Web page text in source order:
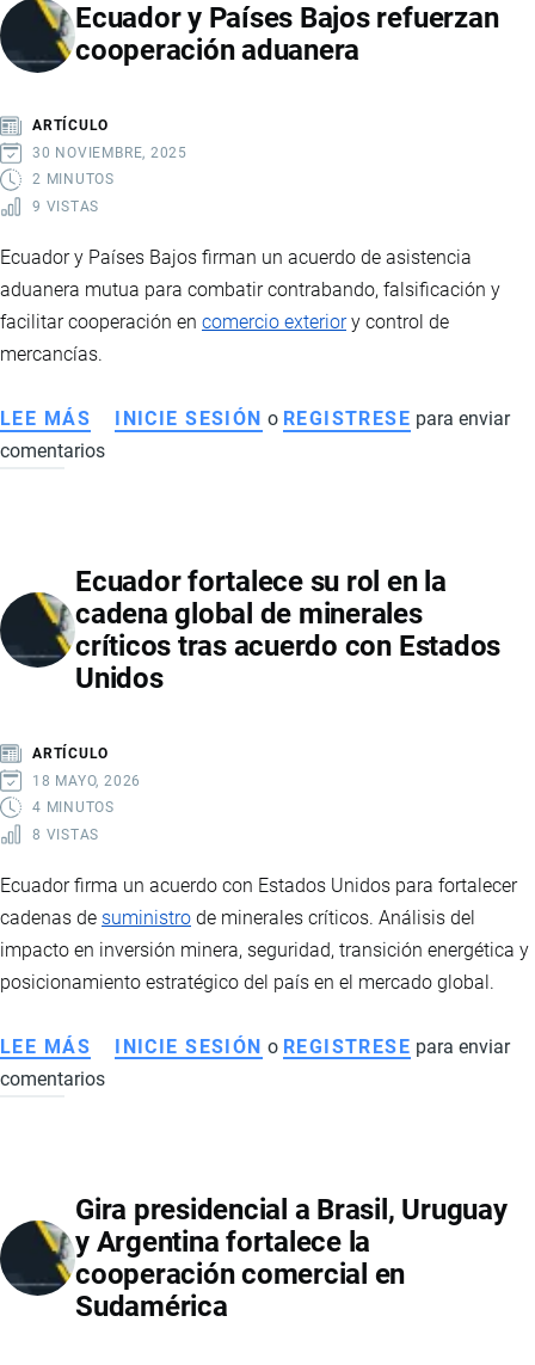
MARÍTIMA:
FORMACIÓN
EL
NARCOTRÁFICO
EN
EUFORT-
SEACOP
Ecuador y Países Bajos refuerzan
cooperación aduanera
ARTÍCULO
30 NOVIEMBRE, 2025
2 MINUTOS
9 VISTAS
Ecuador y Países Bajos firman un acuerdo de asistencia
aduanera mutua para combatir contrabando, falsificación y
facilitar cooperación en comercio exteriory control de
mercancías.
LEE MÁS SOBRE
ECUADOR
REFUERZAN
COOPERACIÓN
ADUANERA
INICIE SESIÓN o REGISTRESE para enviar
comentarios
Ecuador fortalece su rol en la
cadena global de minerales
críticos tras acuerdo con Estados
Unidos
ARTÍCULO
18 MAYO, 2026
4 MINUTOS
8 VISTAS
Ecuador firma un acuerdo con Estados Unidos para fortalecer
cadenas de suministro de minerales críticos. Análisis del
impacto en inversión minera, seguridad, transición energética y
posicionamiento estratégico del país en el mercado global.
LEE MÁS SOBRE
ECUADOR
EN
LA
CADENA
GLOBAL
INICIE SESIÓN o REGISTRESE para enviar
comentarios
Gira presidencial a Brasil, Uruguay
y Argentina fortalece la
cooperación comercial en
Sudamérica